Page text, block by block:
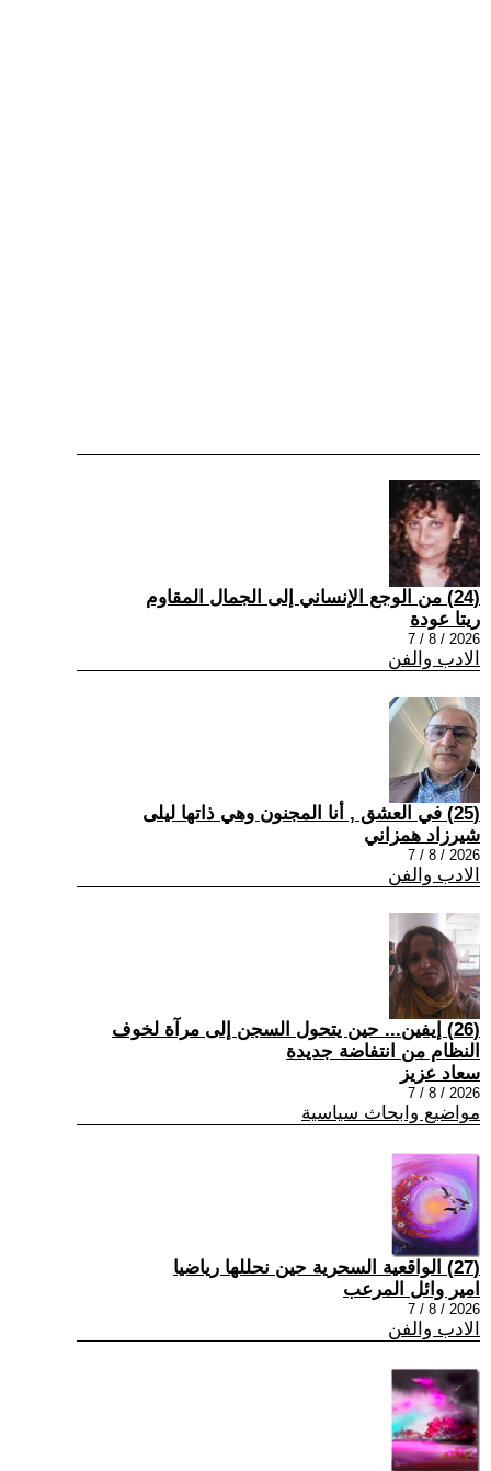
(24) من الوجع الإنساني إلى الجمال المقاوم
ريتا عودة
2026 / 8 / 7
الادب والفن
(25) في العشق , أنا المجنون وهي ذاتها ليلى
شيرزاد همزاني
2026 / 8 / 7
الادب والفن
(26) إيفين... حين يتحول السجن إلى مرآة لخوف
النظام من انتفاضة جديدة
سعاد عزيز
2026 / 8 / 7
مواضيع وابحاث سياسية
(27) الواقعية السحرية حين نحللها رياضيا
امير وائل المرعب
2026 / 8 / 7
الادب والفن